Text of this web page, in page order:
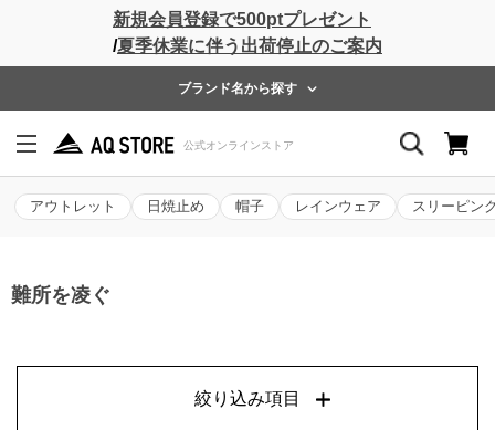
新規会員登録で500ptプレゼント
/夏季休業に伴う出荷停止のご案内
ブランド名から探す
アウトレット 日焼止め 帽子 レインウェア スリーピン
難所を凌ぐ
絞り込み項目